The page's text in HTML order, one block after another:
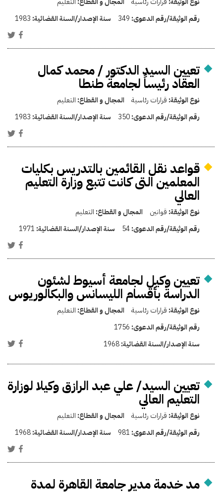
رقم الوثيقة/رقم الدعوى: 349 سنة الإصدار/السنة القضائية: 1983
تعيين السيد الدكتور / محمد كمال
العقاد رئيساً لجامعة طنطا
نوع الوثيقة: قرارات رئاسية المجال و القطاع: التعليم
رقم الوثيقة/رقم الدعوى:350 سنة الإصدار/السنة القضائية: 1983
قواعد نقل القائمين بالتدريس بكليات
المعلمين التى كانت تتبع وزارة التعليم
العالي
نوع الوثيقة: قوانين المجال و القطاع: التعليم
رقم الوثيقة/رقم الدعوى:54 سنة الإصدار/السنة القضائية: 1971
تعيين وكيل لجامعة أسيوط لشئون
الدراسة بأقسام الليسانس والبكالوريوس
نوع الوثيقة: قرارات رئاسية المجال و القطاع: التعليم
رقم الوثيقة/رقم الدعوى: 1756
سنة الإصدار/السنة القضائية:1968
تعيين السيد/ علي عبد الرازق وكيلا لوزارة
التعليم العالي
نوع الوثيقة: قرارات رئاسية المجال و القطاع: التعليم
رقم الوثيقة/رقم الدعوى: 981 سنة الإصدار/السنة القضائية:1968
مد خدمة مدير جامعة القاهرة لمدة